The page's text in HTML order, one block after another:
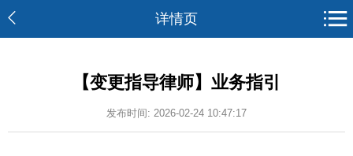
详情页
【变更指导律师】业务指引
发布时间: 2026-02-24 10:47:17